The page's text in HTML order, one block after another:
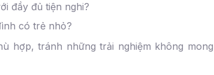
đầy đủ tiện nghi?
có trẻ nhỏ?
hợp, tránh những trải nghiệm không mong